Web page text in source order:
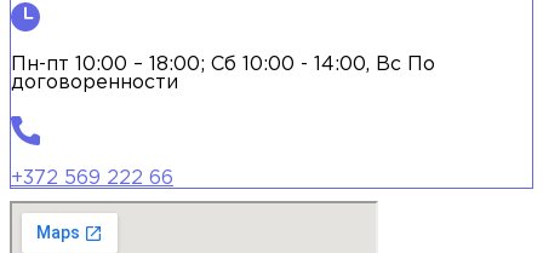
Пн-пт 10:00 – 18:00; Сб 10:00 - 14:00, Вс По
договоренности
+372 569 222 66